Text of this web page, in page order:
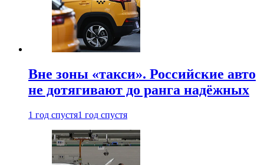
Вне зоны «такси». Российские авто
не дотягивают до ранга надёжных
1 год спустя1 год спустя